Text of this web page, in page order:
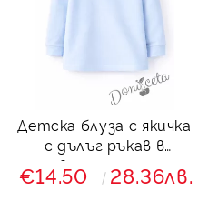
Детска блуза с якичка
с дълъг ръкав в
светлосиньо,
подходяща за момче
€14.50 28.36лв.